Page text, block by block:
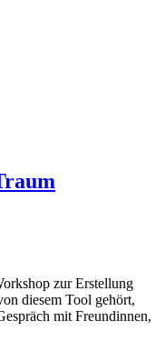
zur Erstellung
diesem Tool gehört,
mit Freundinnen,